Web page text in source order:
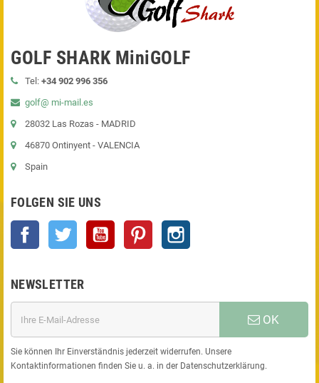
GOLF SHARK MiniGOLF
Tel: +34 902 996 356
golf@ mi-mail.es
28032 Las Rozas - MADRID
46870 Ontinyent - VALENCIA
Spain
FOLGEN SIE UNS
Facebook Twitter YouTube Pinterest
NEWSLETTER
OK
Sie können Ihr Einverständnis jederzeit widerrufen. Unsere
Kontaktinformationen finden Sie u. a. in der Datenschutzerklärung.